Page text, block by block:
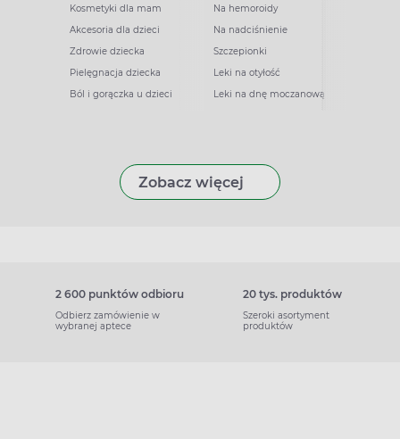
Kosmetyki dla mam
Akcesoria dla dzieci
Zdrowie dziecka
Pielęgnacja dziecka
Ból i gorączka u dzieci
Na hemoroidy
Na nadciśnienie
Szczepionki
Leki na otyłość
Leki na dnę moczanową
Zobacz więcej
2 600 punktów odbioru
Odbierz zamówienie w
wybranej aptece
20 tys. produktów
Szeroki asortyment
produktów